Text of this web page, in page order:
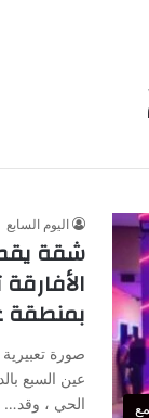
اليوم السابع
شقة
بمنطقة
صورة
عين السبع
الحي ، وقد…